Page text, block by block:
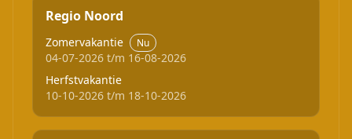
Regio Noord
Zomervakantie Nu
04-07-2026 t/m 16-08-2026
Herfstvakantie
10-10-2026 t/m 18-10-2026